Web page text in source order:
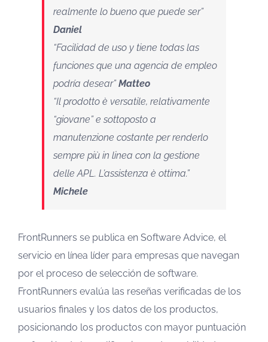
realmente lo bueno que puede ser”
Daniel
“Facilidad de uso y tiene todas las
funciones que una agencia de empleo
podría desear”Matteo
“Il prodotto è versatile, relativamente
“giovane” e sottoposto a
manutenzione costante per renderlo
sempre più in linea con la gestione
delle APL. L’assistenza è ottima.”
Michele
FrontRunners se publica en Software Advice, el
servicio en línea líder para empresas que navegan
por el proceso de selección de software.
FrontRunners evalúa las reseñas verificadas de los
usuarios finales y los datos de los productos,
posicionando los productos con mayor puntuación